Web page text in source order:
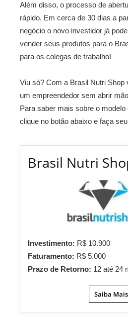
Além disso, o processo de
rápido. Em cerca de 30 dias a
negócio o novo investidor já
vender seus produtos para o
para os colegas de trabalho!
Viu só? Com a Brasil Nutri Shop
um empreendedor sem abrir
Para saber mais sobre o
clique no botão abaixo e faça
Brasil Nutri
Investimento: R$ 10.900
Faturamento: R$ 5.000
Prazo de Retorno: 12 até 24
Saiba Mais